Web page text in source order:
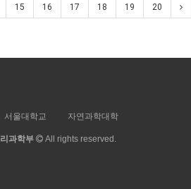
15 16 17 18 19 20
서울대학교 자연과학대학
과학부 All rights reserved.